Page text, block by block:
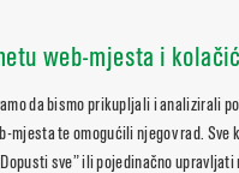
web-mjesta i
da bismo prikupljali i analizirali
mjesta te omogućili njegov rad. Sve
sve” ili pojedinačno upravljati